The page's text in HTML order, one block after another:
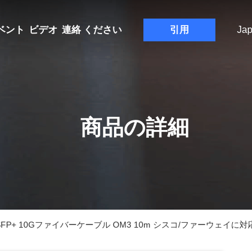
ント ビデオ 連絡 ください 引用
商品の詳細
10Gファイバーケーブル OM3 10m シスコ/ファーウェイに対